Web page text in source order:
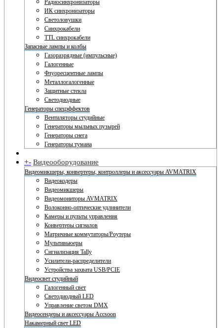
Радиосинхронизаторы
ИК синхронизаторы
Светоловушки
Синхрокабели
TTL синхрокабели
Запасные лампы и колбы
Газоразрядные (импульсные)
Галогенные
Флуоресцентные лампы
Металлогалогенные
Защитные стекла
Светодиодные
Генераторы спецэффектов
Вентиляторы студийные
Генераторы мыльных пузырей
Генераторы снега
Генераторы тумана
+- Видеооборудование
Видеомикшеры, конвертеры, контроллеры и аксессуары AVMATRIX
Видеокодеры
Видеомикшеры
Видеомониторы AVMATRIX
Волоконно-оптические удлинители
Камеры и пульты управления
Конвертеры сигналов
Матричные коммутаторы/Роутеры
Мультивьюеры
Сигнализация Tally
Усилители-распределители
Устройства захвата USB/PCIE
Видеосвет студийный
Галогенный свет
Светодиодный LED
Управление светом DMX
Видеосендеры и аксессуары Accsoon
Накамерный свет LED